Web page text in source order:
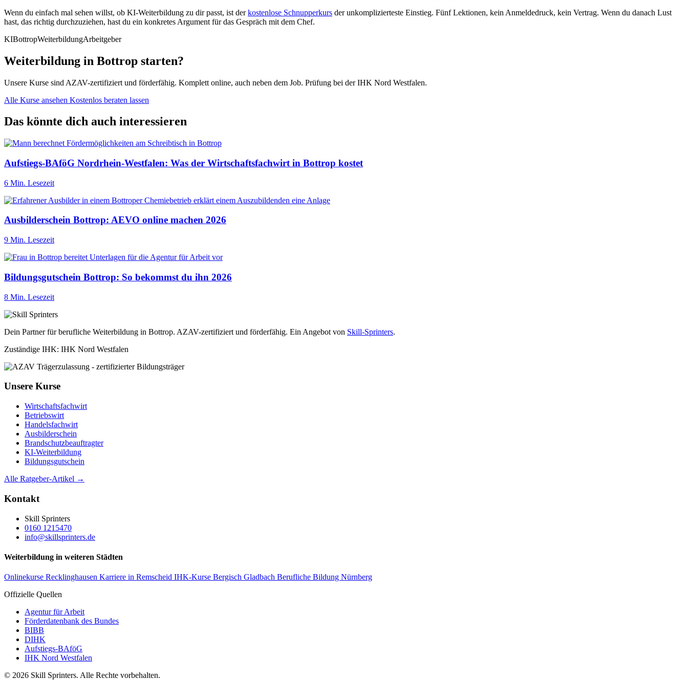
Wenn du einfach mal sehen willst, ob KI-Weiterbildung zu dir passt, ist derkostenlose Schnupperkurs der unkomplizierteste Einstieg. Fünf Lektionen, kein Anmeldedruck, kein Vertrag. Wenn du danach Lust
hast, das richtig durchzuziehen, hast du ein konkretes Argument für das Gespräch mit dem Chef.
KIBottropWeiterbildungArbeitgeber
Weiterbildung in Bottrop starten?
Unsere Kurse sind AZAV-zertifiziert und förderfähig. Komplett online, auch neben dem Job. Prüfung bei der IHK Nord Westfalen.
Alle Kurse ansehen Kostenlos beraten lassen
Das könnte dich auch interessieren
Aufstiegs-BAföG Nordrhein-Westfalen: Was der Wirtschaftsfachwirt in Bottrop kostet
6 Min. Lesezeit
Ausbilderschein Bottrop: AEVO online machen 2026
9 Min. Lesezeit
Bildungsgutschein Bottrop: So bekommst du ihn 2026
8 Min. Lesezeit
Dein Partner für berufliche Weiterbildung in Bottrop. AZAV-zertifiziert und förderfähig. Ein Angebot von Skill-Sprinters.
Zuständige IHK: IHK Nord Westfalen
Unsere Kurse
Wirtschaftsfachwirt
Betriebswirt
Handelsfachwirt
Ausbilderschein
Brandschutzbeauftragter
KI-Weiterbildung
Bildungsgutschein
Alle Ratgeber-Artikel →
Kontakt
Skill Sprinters
0160 1215470
info@skillsprinters.de
Weiterbildung in weiteren Städten
Onlinekurse Recklinghausen Karriere in Remscheid IHK-Kurse Bergisch Gladbach Berufliche Bildung Nürnberg
Offizielle Quellen
Agentur für Arbeit
Förderdatenbank des Bundes
BIBB
DIHK
Aufstiegs-BAföG
IHK Nord Westfalen
© 2026 Skill Sprinters. Alle Rechte vorbehalten.